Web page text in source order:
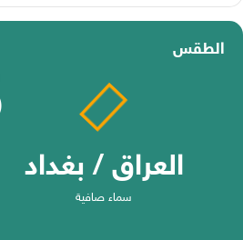
الطقس
العراق / بغداد
سماء صافية